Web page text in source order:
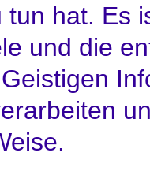
tun hat. Es
und die